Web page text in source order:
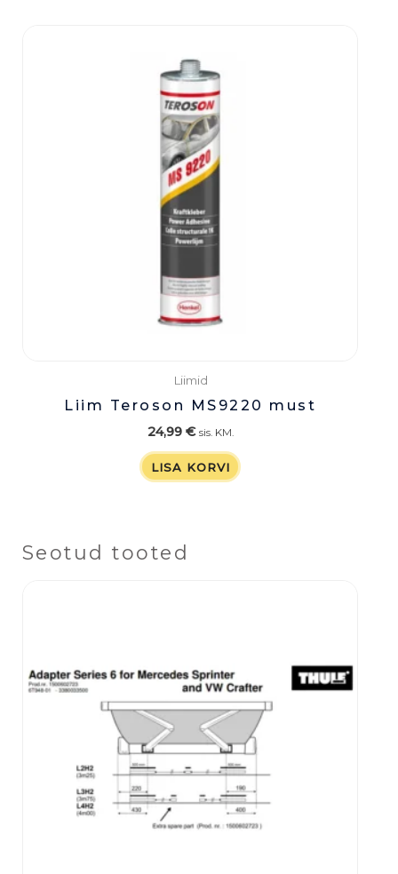
Liimid
Liim Teroson MS9220 must
24,99 € sis. KM.
LISA KORVI
Seotud tooted